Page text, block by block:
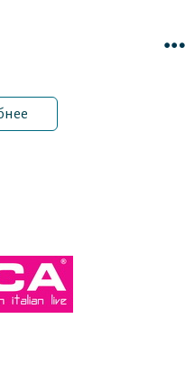
в сфере
ступеней уже более 7
в